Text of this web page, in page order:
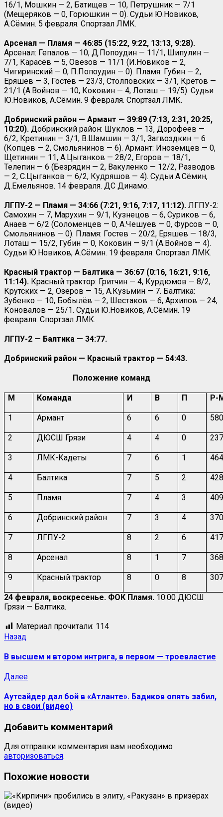
16/1, Мошкин — 2, Батищев — 10, Петрушник — 7/1
(Мещеряков — 0, Горюшкин — 0). Судьи Ю.Новиков,
А.Сёмин. 5 февраля. Спортзал ЛМК.
Арсенал — Пламя — 46:85 (15:22, 9:22, 13:13, 9:28).
Арсенал: Гепалов — 10, Д.Попоудин — 11/1, Шипулин —
7/1, Карасёв — 5, Овезов — 11/1 (И.Новиков — 2,
Чигиринский — 0, П.Попоудин — 0). Пламя: Губин — 2,
Еряшев — 3, Гостев — 23/3, Столповских — 3/1, Кретов —
21/1 (А.Войнов — 10, Коковин — 4, Лоташ — 19/5). Судьи
Ю.Новиков, А.Сёмин. 9 февраля. Спортзал ЛМК.
Добринский район — Армант — 39:89 (7:13, 2:31, 20:25,
10:20). Добринский район: Шуклов — 13, Дорофеев —
6/2, Кретинин — 3/1, В.Шамшин — 3/1, Загвоздкин — 6
(Копцев — 2, Смольянинов — 6). Армант: Иноземцев — 0,
Щетинин — 11, А.Цыганков — 28/2, Егоров — 18/1,
Телепин — 6 (Безрядин — 2, Вакуленко — 12/2, Разводов
— 2, С.Цыганков — 6/2, Кудряшов — 4). Судьи А.Сёмин,
Д.Емельянов. 14 февраля. ДС Динамо.
ЛГПУ-2 — Пламя — 34:66 (7:21, 9:16, 7:17, 11:12). ЛГПУ-2:
Самохин — 7, Марухин — 9/1, Кузнецов — 6, Суриков — 6,
Анаев — 6/2 (Соломенцев — 0, А.Чешуев — 0, Фурсов — 0,
Смольянинов — 0). Пламя: Гостев — 20/2, Еряшев — 18/3,
Лоташ — 15/2, Губин — 0, Коковин — 9/1 (А.Войнов — 4).
Судьи Ю.Новиков, А.Сёмин. 19 февраля. Спортзал ЛМК.
Красный трактор — Балтика — 36:67 (0:16, 16:21, 9:16,
11:14). Красный трактор: Гритчин — 4, Курдюмов — 8/2,
Крутских — 2, Озеров — 15, А.Кузьмин — 7. Балтика:
Зубенко — 10, Бобылёв — 2, Шестаков — 6, Архипов — 24,
Коновалов — 25/1. Судьи Ю.Новиков, А.Сёмин. 19
февраля. Спортзал ЛМК.
ЛГПУ-2 — Балтика — 34:77.
Добринский район — Красный трактор — 54:43.
Положение команд
М Команда И В П Р-
1 Армант 6 6 0
2 ДЮСШ Грязи 4 4 0
3 ЛМК-Кадеты 7 6 1
4 Балтика 7 5 2
5 Пламя 7 4 3
6 Добринский район 7 3 4
7 ЛГПУ-2 8 2 6
8 Арсенал 8 1 7
9 Красный трактор 8 0 8
24 февраля, воскресенье. ФОК Пламя. 10:00 ДЮСШ
Грязи — Балтика.
Материал прочитали: 114
Назад
В высшем и втором интрига, в первом — троевластие
Далее
Аутсайдер дал бой в «Атланте». Бадиков опять забил,
но в свои (видео)
Добавить комментарий
Для отправки комментария вам необходимо
авторизоваться.
Похожие новости